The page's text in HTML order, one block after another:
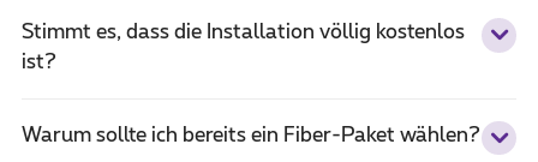
Stimmt es, dass die Installation völlig kostenlos
ist?
Warum sollte ich bereits ein Fiber-Paket wählen?